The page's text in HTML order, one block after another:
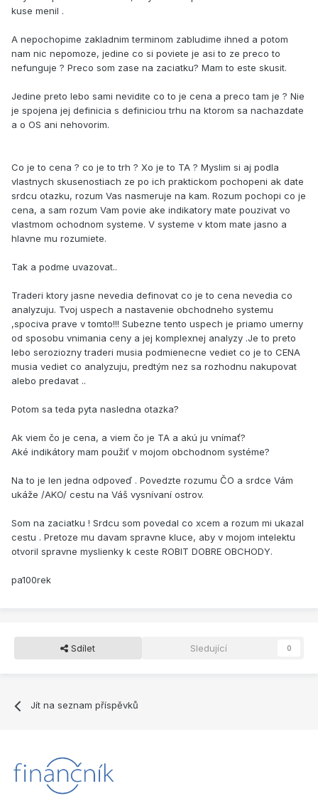
kuse menil .
A nepochopime zakladnim terminom zabludime ihned a potom
nam nic nepomoze, jedine co si poviete je asi to ze preco to
nefunguje ? Preco som zase na zaciatku? Mam to este skusit.
Jedine preto lebo sami nevidite co to je cena a preco tam je ? Nie
je spojena jej definicia s definiciou trhu na ktorom sa nachazdate
a o OS ani nehovorim.
Co je to cena ? co je to trh ? Xo je to TA ? Myslim si aj podla
vlastnych skusenostiach ze po ich praktickom pochopeni ak date
srdcu otazku, rozum Vas nasmeruje na kam. Rozum pochopi co je
cena, a sam rozum Vam povie ake indikatory mate pouzivat vo
vlastmom ochodnom systeme. V systeme v ktom mate jasno a
hlavne mu rozumiete.
Tak a podme uvazovat..
Traderi ktory jasne nevedia definovat co je to cena nevedia co
analyzuju. Tvoj uspech a nastavenie obchodneho systemu
,spociva prave v tomto!!! Subezne tento uspech je priamo umerny
od sposobu vnimania ceny a jej komplexnej analyzy .Je to preto
lebo seroziozny traderi musia podmienecne vediet co je to CENA
musia vediet co analyzuju, predtým nez sa rozhodnu nakupovat
alebo predavat ..
Potom sa teda pyta nasledna otazka?
Ak viem čo je cena, a viem čo je TA a akú ju vnímať?
Aké indikátory mam použiť v mojom obchodnom systéme?
Na to je len jedna odpoveď . Povedzte rozumu ČO a srdce Vám
ukáže /AKO/ cestu na Váš vysnívaní ostrov.
Som na zaciatku ! Srdcu som povedal co xcem a rozum mi ukazal
cestu . Pretoze mu davam spravne kluce, aby v mojom intelektu
otvoril spravne myslienky k ceste ROBIT DOBRE OBCHODY.
pa100rek
Sdílet Sledující 0
Jít na seznam příspěvků